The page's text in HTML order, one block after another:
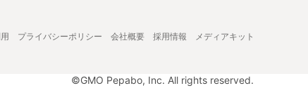
プライバシーポリシー 会社概要 採用情報 メディアキット
©GMO Pepabo, Inc. All rights reserved.